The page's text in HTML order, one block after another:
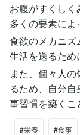
お腹がすくし
多くの要素によ
食欲のメカニ
生活を送るため
また、個々人
るため、自分
事習慣を築くこ
#栄養 #食事